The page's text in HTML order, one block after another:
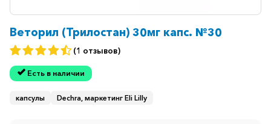
Веторил (Трилостан) 30мг капс. №30
(1 отзывов)
Есть в наличии
капсулы Dechra, маркетинг Eli Lilly